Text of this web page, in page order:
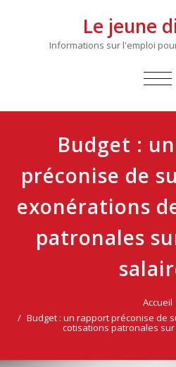
Le jeune
Informations sur l'emploi
Budget :
préconise de
exonérations
patronales
Accueil
Budget : un rapport préconise de
cotisations patronales